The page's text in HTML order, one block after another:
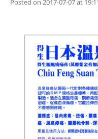
Posted on 2017-07-07 at